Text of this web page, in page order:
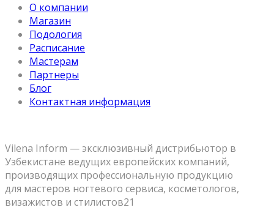
О компании
Магазин
Подология
Расписание
Мастерам
Партнеры
Блог
Контактная информация
Vilena Inform — эксклюзивный дистрибьютор в
Узбекистане ведущих европейских компаний,
производящих профессиональную продукцию
для мастеров ногтевого сервиса, косметологов,
визажистов и стилистов21